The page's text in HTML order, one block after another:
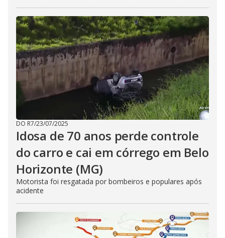
DO R7/23/07/2025
Idosa de 70 anos perde controle
do carro e cai em córrego em Belo
Horizonte (MG)
Motorista foi resgatada por bombeiros e populares após
acidente